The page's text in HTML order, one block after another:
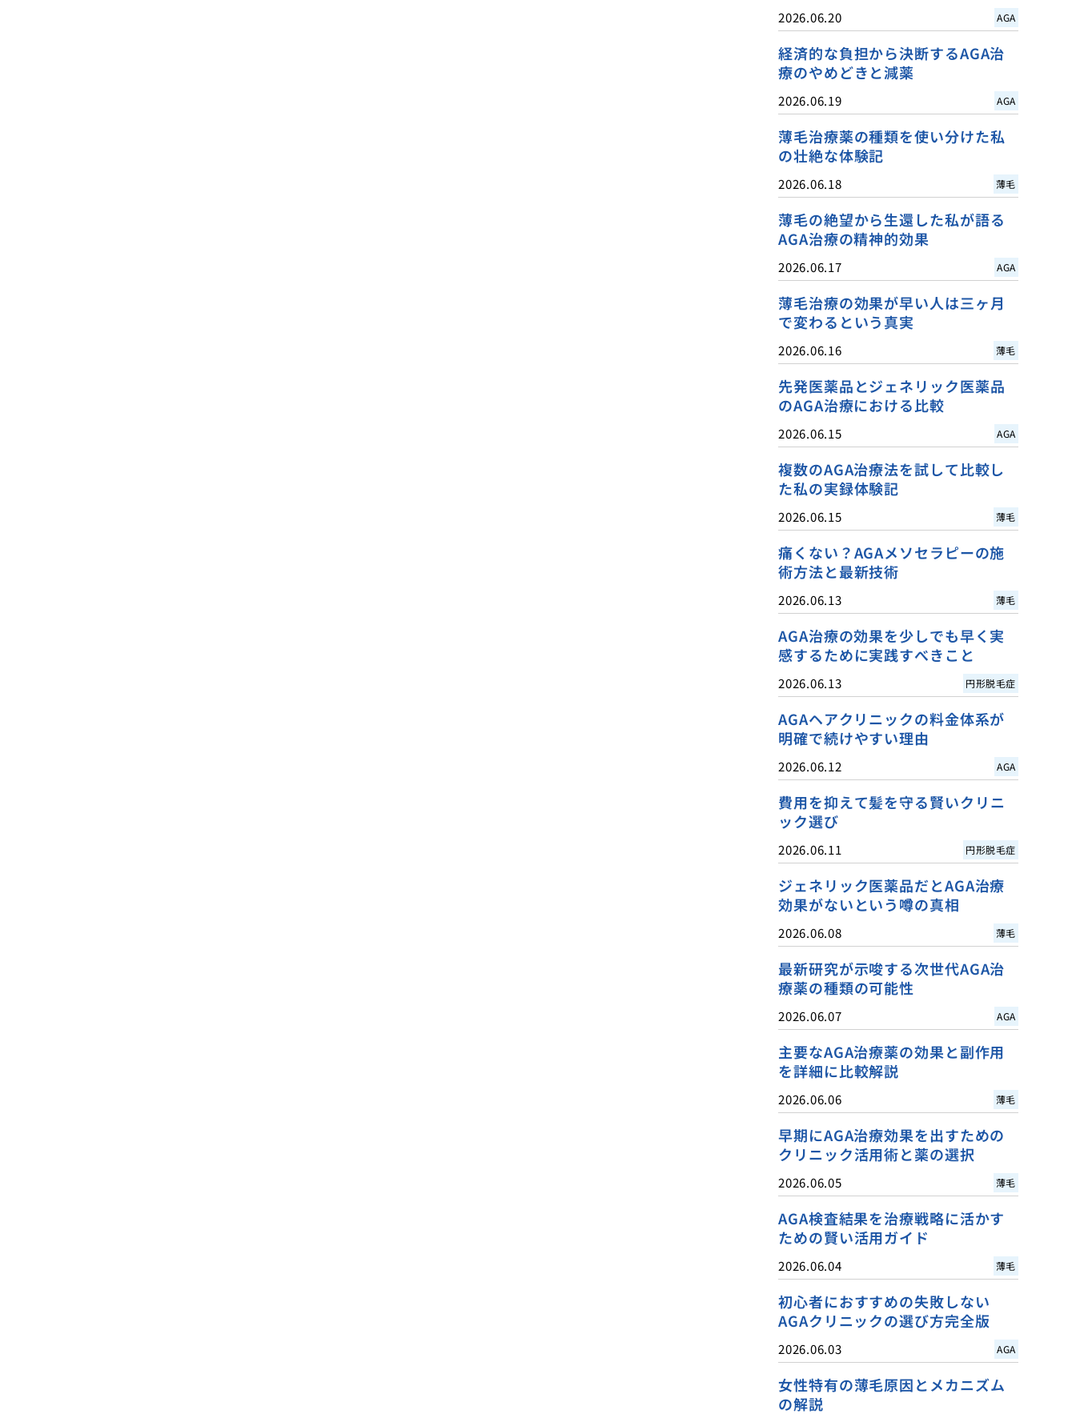
2026.06.20 AGA
経済的な負担から決断するAGA治
療のやめどきと減薬
2026.06.19 AGA
薄毛治療薬の種類を使い分けた私
の壮絶な体験記
2026.06.18 薄毛
薄毛の絶望から生還した私が語る
AGA治療の精神的効果
2026.06.17 AGA
薄毛治療の効果が早い人は三ヶ月
で変わるという真実
2026.06.16 薄毛
先発医薬品とジェネリック医薬品
のAGA治療における比較
2026.06.15 AGA
複数のAGA治療法を試して比較し
た私の実録体験記
2026.06.15 薄毛
痛くない？AGAメソセラピーの施
術方法と最新技術
2026.06.13 薄毛
AGA治療の効果を少しでも早く実
感するために実践すべきこと
2026.06.13 円形脱毛症
AGAヘアクリニックの料金体系が
明確で続けやすい理由
2026.06.12 AGA
費用を抑えて髪を守る賢いクリニ
ック選び
2026.06.11 円形脱毛症
ジェネリック医薬品だとAGA治療
効果がないという噂の真相
2026.06.08 薄毛
最新研究が示唆する次世代AGA治
療薬の種類の可能性
2026.06.07 AGA
主要なAGA治療薬の効果と副作用
を詳細に比較解説
2026.06.06 薄毛
早期にAGA治療効果を出すための
クリニック活用術と薬の選択
2026.06.05 薄毛
AGA検査結果を治療戦略に活かす
ための賢い活用ガイド
2026.06.04 薄毛
初心者におすすめの失敗しない
AGAクリニックの選び方完全版
2026.06.03 AGA
女性特有の薄毛原因とメカニズム
の解説